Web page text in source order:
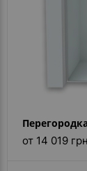
от 14 019 грн